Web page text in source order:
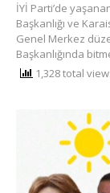
İYİ Parti’de
Başkanlığı ve
Genel Merkez
Başkanlığında
1,328 total